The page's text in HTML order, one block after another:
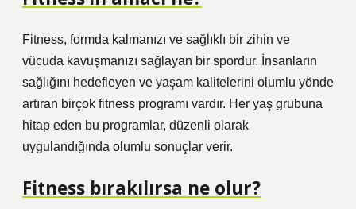
Fitness, formda kalmanızı ve sağlıklı bir zihin ve
vücuda kavuşmanızı sağlayan bir spordur. İnsanların
sağlığını hedefleyen ve yaşam kalitelerini olumlu yönde
artıran birçok fitness programı vardır. Her yaş grubuna
hitap eden bu programlar, düzenli olarak
uygulandığında olumlu sonuçlar verir.
Fitness bırakılırsa ne olur?